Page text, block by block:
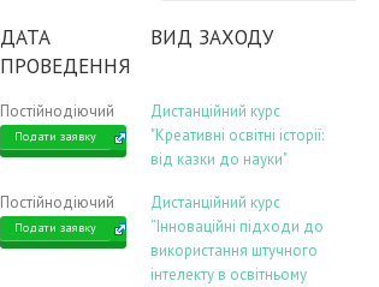
ДАТА
ПРОВЕДЕННЯ
ВИД ЗАХОДУ
Постійнодіючий
Подати заявку
Дистанційний курс
"Креативні освітні історії:
від казки до науки"
Постійнодіючий
Подати заявку
Дистанційний курс
“Інноваційні підходи до
використання штучного
інтелекту в освітньому